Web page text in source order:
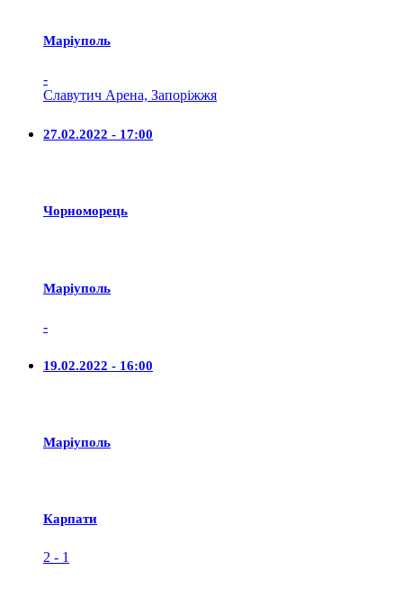
Маріуполь
-
Славутич Арена, Запоріжжя
27.02.2022 - 17:00
Чорноморець
Маріуполь
-
19.02.2022 - 16:00
Маріуполь
Карпати
2 - 1